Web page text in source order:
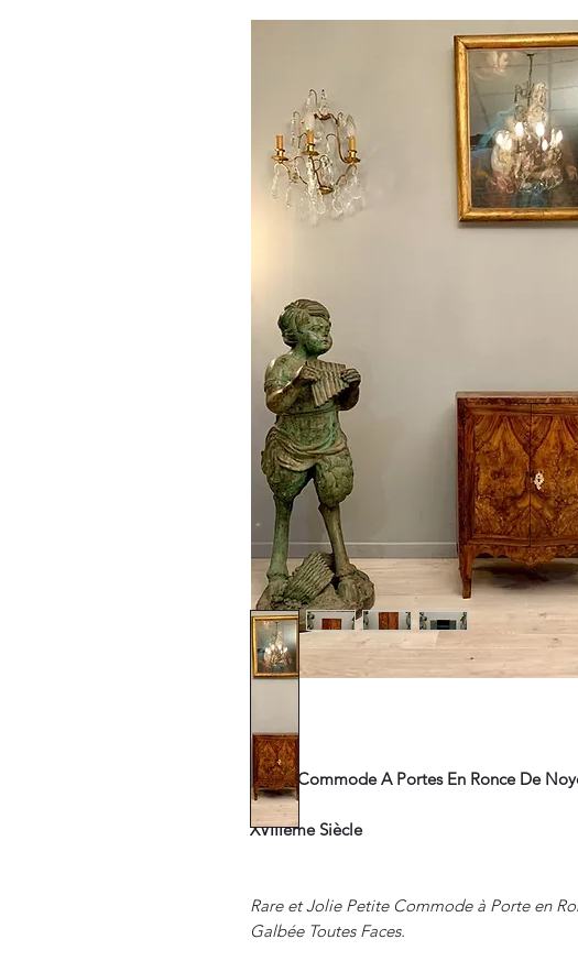
Petite Commode A Portes En Ronce De
XVIIIeme Siècle
Rare et Jolie Petite Commode à Porte en
Galbée Toutes Faces.